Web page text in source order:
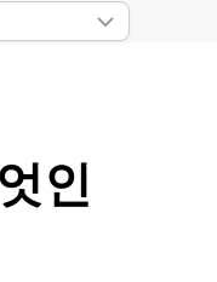
인